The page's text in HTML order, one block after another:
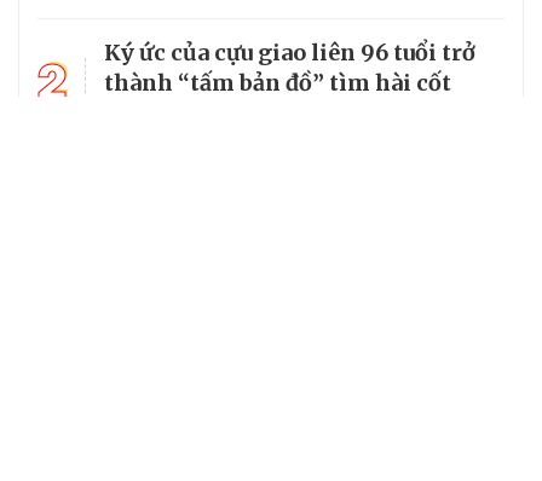
2
Ký ức của cựu giao liên 96 tuổi trở
thành “tấm bản đồ” tìm hài cốt